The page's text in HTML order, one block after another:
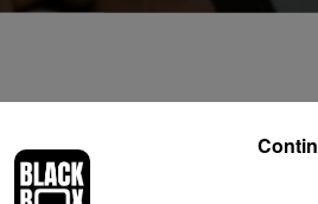
» et « corruption ».
5 mai 2025 pour les motifs de «